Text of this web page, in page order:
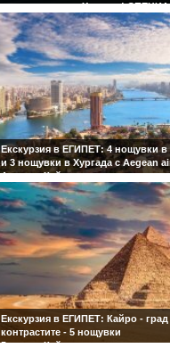
мини почивка в Хургада!
ПРЕДЛОЖЕНИЕ с вътрешен
Абу Симбел!
2 нощ. в хотел 5* в Кайро, 3 нощ.
борда на круизен кораб и 2 нощ.
5* в Хургада! Включен вътрешен
от Асуан до Абу Симбел! Богата
туристическа програма!
пирамидите в Гиза и Сакара,
Сфинкса, Серапеум и
музей в Кайро, включени в
Екскурзия в ЕГИПЕТ: 4 нощувки в
и 3 нощувки в Хургада с Aegean
4 нощ. в Кайро със закуски и
нощ. на All inclusive в Хургада!
Посещение на пирамидите в Гиза
Сакара, Серапеум, статуята на
и Новия исторически музей в
включени в цената!
Екскурзия в ЕГИПЕТ: Кайро - град
контрастите - 5 нощувки
5 нощ. в Кайро на закуски и